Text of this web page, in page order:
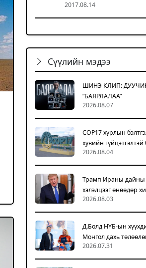
2017.08.14
Сүүлийн мэдээ
ШИНЭ КЛИП:
“БАЯРЛАЛАА”
2026.08.07
COP17 хурлын
хувийн
2026.08.04
Трамп Ираны дайны
хэлэлцээг өнөөдөр
2026.08.03
Д.Болд НҮБ-ын
Монгол дахь
2026.07.31